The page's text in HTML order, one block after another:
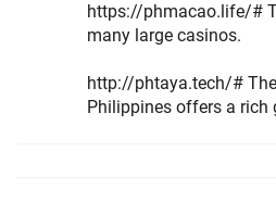
https://phmacao.life/# The
many large casinos.
http://phtaya.tech/# The
Philippines offers a rich